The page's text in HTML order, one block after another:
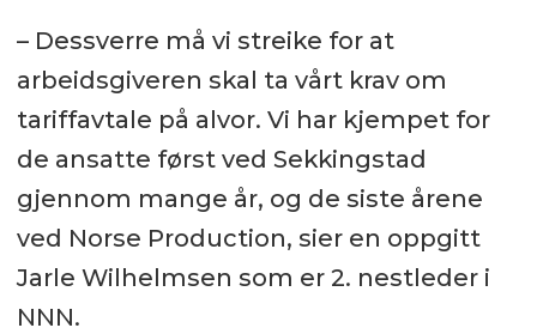
– Dessverre må vi streike for at
arbeidsgiveren skal ta vårt krav om
tariffavtale på alvor. Vi har kjempet for
de ansatte først ved Sekkingstad
gjennom mange år, og de siste årene
ved Norse Production, sier en oppgitt
Jarle Wilhelmsen som er 2. nestleder i
NNN.